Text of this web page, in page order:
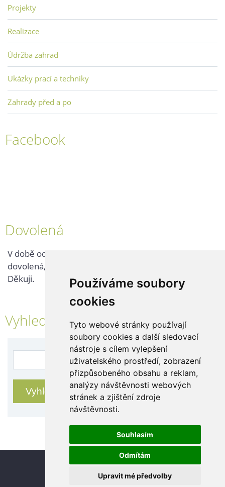
Používáme soubory
cookies
Tyto webové stránky používají
soubory cookies a další sledovací
nástroje s cílem vylepšení
uživatelského prostředí, zobrazení
přizpůsobeného obsahu a reklam,
analýzy návštěvnosti webových
stránek a zjištění zdroje
návštěvnosti.
Souhlasím
Odmítám
Upravit mé předvolby
Projekty
Realizace
Údržba zahrad
Ukázky prací a techniky
Zahrady před a po
Facebook
Dovolená
V době od 25. 7. - 2. 8. 2026 probíhá v naší firmě
dovolená, kontaktujte nás až po jejím ukončení.
Děkuji.
Vyhledávání
Update cookies preferences
© 2026 eStránky.cz |